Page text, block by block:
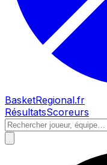
BasketRegional.fr
RésultatsScoreurs